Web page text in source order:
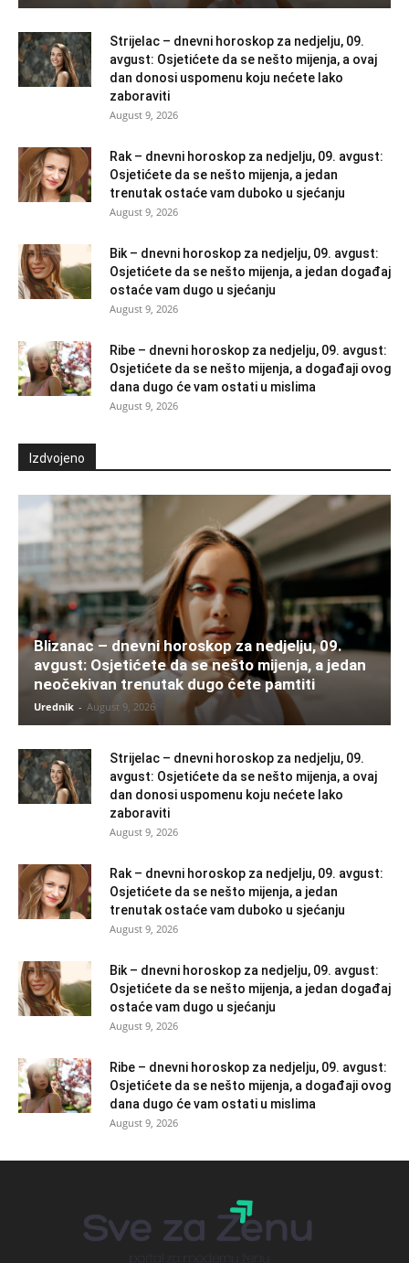
Strijelac – dnevni horoskop za nedjelju, 09.
avgust: Osjetićete da se nešto mijenja, a ovaj
dan donosi uspomenu koju nećete lako
zaboraviti
August 9, 2026
Rak – dnevni horoskop za nedjelju, 09. avgust:
Osjetićete da se nešto mijenja, a jedan
trenutak ostaće vam duboko u sjećanju
August 9, 2026
Bik – dnevni horoskop za nedjelju, 09. avgust:
Osjetićete da se nešto mijenja, a jedan događaj
ostaće vam dugo u sjećanju
August 9, 2026
Ribe – dnevni horoskop za nedjelju, 09. avgust:
Osjetićete da se nešto mijenja, a događaji ovog
dana dugo će vam ostati u mislima
August 9, 2026
Izdvojeno
Blizanac – dnevni horoskop za nedjelju, 09.
avgust: Osjetićete da se nešto mijenja, a jedan
neočekivan trenutak dugo ćete pamtiti
Urednik - August 9, 2026
Strijelac – dnevni horoskop za nedjelju, 09.
avgust: Osjetićete da se nešto mijenja, a ovaj
dan donosi uspomenu koju nećete lako
zaboraviti
August 9, 2026
Rak – dnevni horoskop za nedjelju, 09. avgust:
Osjetićete da se nešto mijenja, a jedan
trenutak ostaće vam duboko u sjećanju
August 9, 2026
Bik – dnevni horoskop za nedjelju, 09. avgust:
Osjetićete da se nešto mijenja, a jedan događaj
ostaće vam dugo u sjećanju
August 9, 2026
Ribe – dnevni horoskop za nedjelju, 09. avgust:
Osjetićete da se nešto mijenja, a događaji ovog
dana dugo će vam ostati u mislima
August 9, 2026